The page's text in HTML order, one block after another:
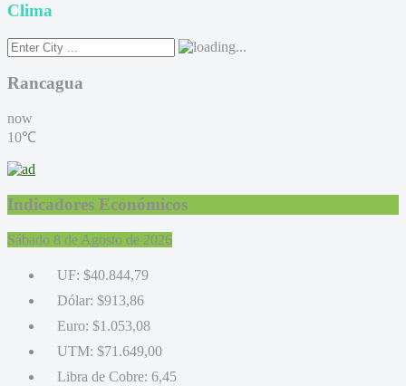
Clima
Rancagua
now
10℃
Indicadores Económicos
Sábado 8 de Agosto de 2026
UF: $40.844,79
Dólar: $913,86
Euro: $1.053,08
UTM: $71.649,00
Libra de Cobre: 6,45